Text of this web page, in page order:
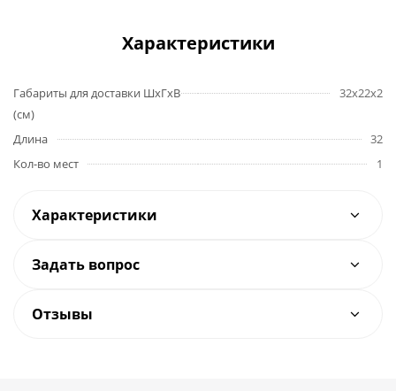
Характеристики
Габариты для доставки ШхГхВ
(см)
32x22x2
Длина
32
Кол-во мест
1
Характеристики
Задать вопрос
Отзывы